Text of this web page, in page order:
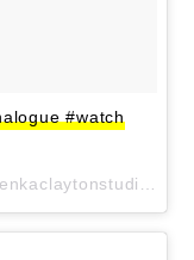
#watch
on